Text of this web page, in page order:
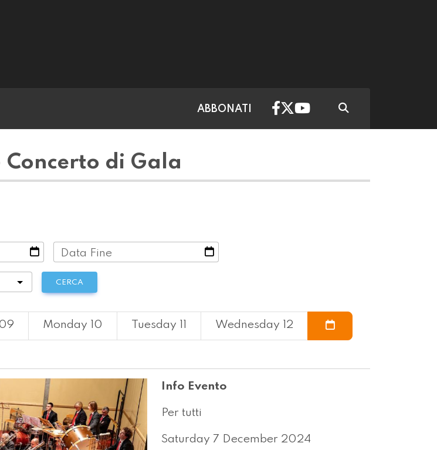
ABBONATI
di Gala
Data Fine
CERCA
Monday 10 Tuesday 11 Wednesday 12
Info Evento
Per tutti
Saturday 7 December 2024